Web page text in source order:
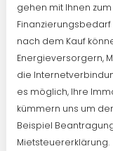
gehen mit Ihnen
Finanzierungsbedarf
nach dem Kauf
Energieversorgern,
die
es möglich, Ihre
kümmern uns um
Beispiel
Mietsteuererklärung.